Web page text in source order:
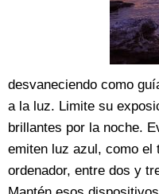
desvaneciendo como
a la luz. Limite su
brillantes por la noche.
emiten luz azul, como el
ordenador, entre dos y